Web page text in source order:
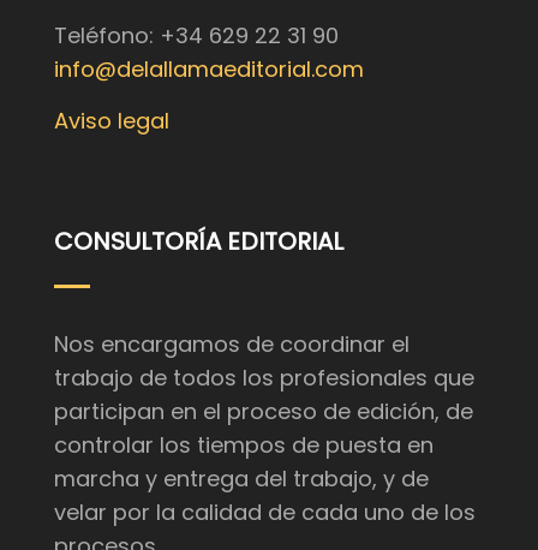
Teléfono: +34 629 22 31 90
info@delallamaeditorial.com
Aviso legal
CONSULTORÍA EDITORIAL
Nos encargamos de coordinar el
trabajo de todos los profesionales que
participan en el proceso de edición, de
controlar los tiempos de puesta en
marcha y entrega del trabajo, y de
velar por la calidad de cada uno de los